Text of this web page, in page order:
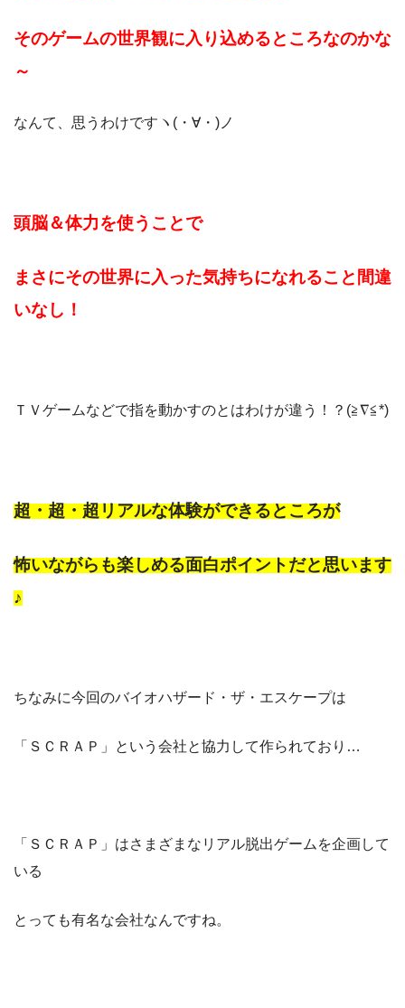
そのゲームの世界観に入り込めるところなのかな
～
なんて、思うわけですヽ(・∀・)ノ
頭脳＆体力を使うことで
まさにその世界に入った気持ちになれること間違
いなし！
ＴＶゲームなどで指を動かすのとはわけが違う！？(≧∇≦*)
超・超・超リアルな体験ができるところが
怖いながらも楽しめる面白ポイントだと思います
♪
ちなみに今回のバイオハザード・ザ・エスケープは
「ＳＣＲＡＰ」という会社と協力して作られており…
「ＳＣＲＡＰ」はさまざまなリアル脱出ゲームを企画して
いる
とっても有名な会社なんですね。